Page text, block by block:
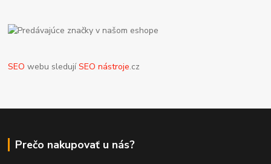
SEO webu sledujíSEO nástroje.cz
Prečo nakupovať u nás?